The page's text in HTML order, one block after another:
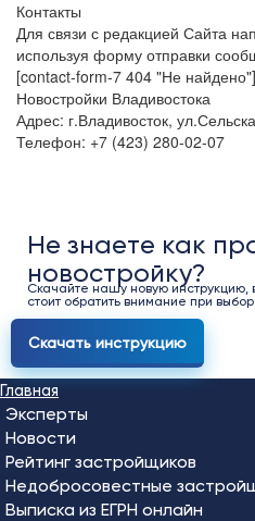
Контакты
Для связи с редакцией Сайта
используя форму отправки
[contact-form-7 404 "Не найдено"]
Новостройки Владивостока
Адрес: г.Владивосток,
Телефон: +7 (423) 280-02-07
Не знаете как
новостройку?
Скачайте нашу новую инструкцию,
стоит обратить внимание при
Скачать инструкцию
Главная
Эксперты
Новости
Рейтинг застройщиков
Недобросовестные
Выписка из ЕГРН онлайн